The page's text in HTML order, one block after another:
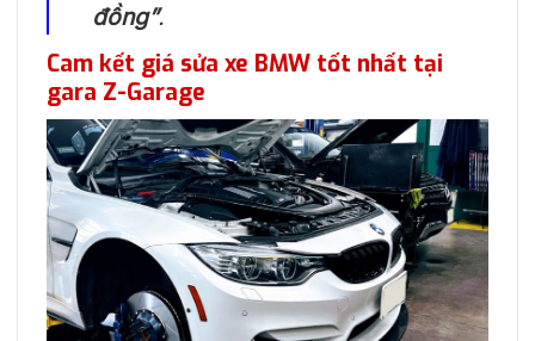
đồng”.
Cam kết giá sửa xe BMW tốt nhất tại
gara Z-Garage